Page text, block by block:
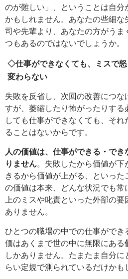
のが難しい」、ということは自分
かもしれません。あなたの些細な
司や先輩より、あなたの方がうま
つもあるのではないでしょうか。
◇仕事ができなくても、ミスで
変わらない
失敗を反省し、次回の改善につ
すが、萎縮したり怖がったりする
しても仕事ができなくても、そ
ることはないからです。
人の価値は、仕事ができる・で
りません。失敗したから価値が
きるから価値が上がる、といった
の価値は本来、どんな状況でも
上のミスや叱責といった外部の
ありません。
ひとつの職場の中での仕事がで
価はあくまで世の中に無限にある
しかありません。たまたま自分
らい定規で測られているだけかも